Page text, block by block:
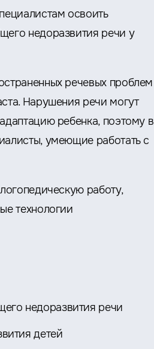
освоить
недоразвития речи у
речевых проблем
Нарушения речи могут
ребенка, поэтому в
умеющие работать с
работу,
технологии
недоразвития речи
детей